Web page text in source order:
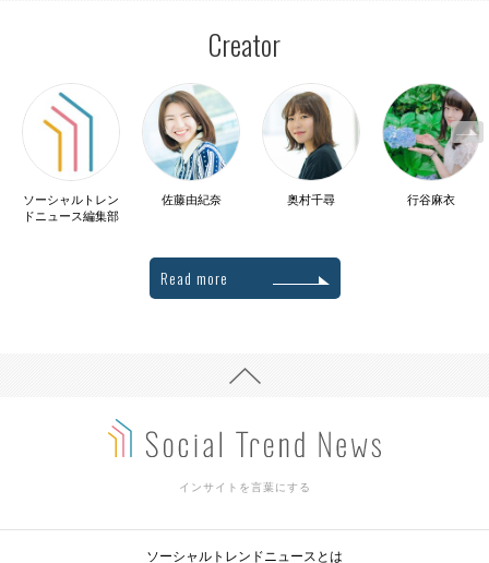
Creator
ソーシャルトレン
ドニュース編集部
佐藤由紀奈 奥村千尋 行谷麻衣
Read more
インサイトを言葉にする
ソーシャルトレンドニュースとは